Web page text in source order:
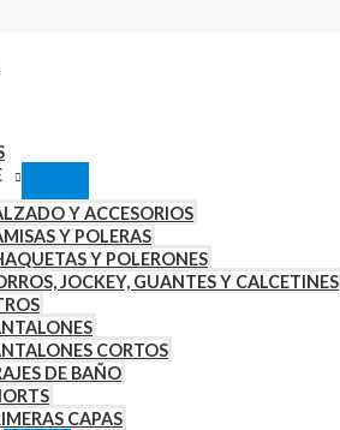
Y ACCESORIOS
Y POLERAS
Y POLERONES
JOCKEY, GUANTES Y CALCETINES
CORTOS
DE BAÑO
CAPAS